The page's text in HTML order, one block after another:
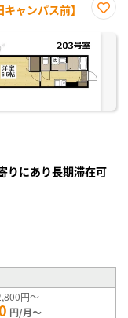
ャンパス前】
に入
りにあり長期滞在可
円～
円/月～